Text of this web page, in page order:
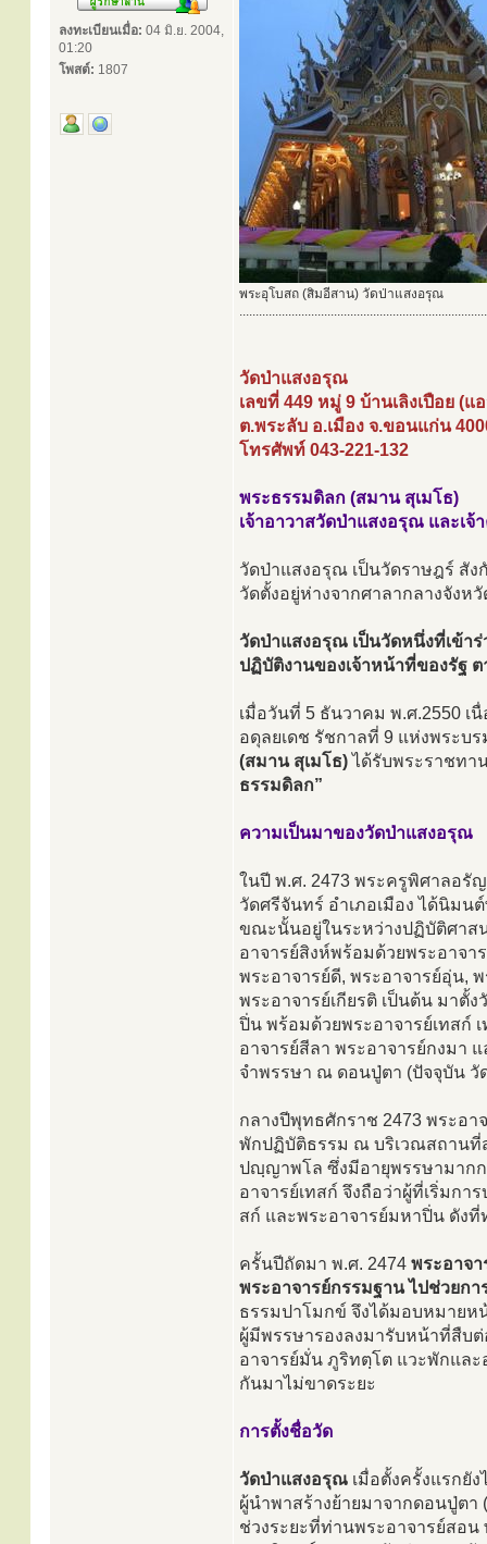
ลงทะเบียนเมื่อ: 04 มิ.ย. 2004,
01:20
โพสต์: 1807
พระอุโบสถ (สิมอีสาน) วัดป่าแสงอรุณ
............................................................................
วัดป่าแสงอรุณ
เลขที่ 449 หมู่ 9 บ้านเลิงเปือย (แ
ต.พระลับ อ.เมือง จ.ขอนแก่น
โทรศัพท์ 043-221-132
พระธรรมดิลก (สมาน สุเมโธ)
เจ้าอาวาสวัดป่าแสงอรุณ และเ
วัดป่าแสงอรุณ เป็นวัดราษฎร์ สั
วัดตั้งอยู่ห่างจากศาลากลางจัง
วัดป่าแสงอรุณ เป็นวัดหนึ่งที่เข้า
ปฏิบัติงานของเจ้าหน้าที่ของรัฐ
เมื่อวันที่ 5 ธันวาคม พ.ศ.2550
อดุลยเดช รัชกาลที่ 9 แห่งพระบ
(สมาน สุเมโธ)ได้รับพระราชท
ธรรมดิลก”
ความเป็นมาของวัดป่าแสงอรุณ
ในปี พ.ศ. 2473 พระครูพิศาลอรั
วัดศรีจันทร์ อำเภอเมือง ได้นิม
ขณะนั้นอยู่ในระหว่างปฏิบัติศาส
อาจารย์สิงห์พร้อมด้วยพระอาจา
พระอาจารย์ดี, พระอาจารย์อุ่น,
พระอาจารย์เกียรติ เป็นต้น มาตั้
ปิ่น พร้อมด้วยพระอาจารย์เทสก์
อาจารย์สีลา พระอาจารย์กงมา
จำพรรษา ณ ดอนปู่ตา (ปัจจุบัน วั
กลางปีพุทธศักราช 2473 พระอา
พักปฏิบัติธรรม ณ บริเวณสถานที่
ปญฺญาพโล ซึ่งมีอายุพรรษามาก
อาจารย์เทสก์ จึงถือว่าผู้ที่เริ่มกา
สก์ และพระอาจารย์มหาปิ่น ดังที่
ครั้นปีถัดมา พ.ศ. 2474 พระอาจ
พระอาจารย์กรรมฐาน ไปช่วยก
ธรรมปาโมกข์ จึงได้มอบหมายห
ผู้มีพรรษารองลงมารับหน้าที่สืบ
อาจารย์มั่น ภูริทตฺโต แวะพักแล
กันมาไม่ขาดระยะ
การตั้งชื่อวัด
วัดป่าแสงอรุณ เมื่อตั้งครั้งแรกยั
ผู้นำพาสร้างย้ายมาจากดอนปู่ต
ช่วงระยะที่ท่านพระอาจารย์สอน